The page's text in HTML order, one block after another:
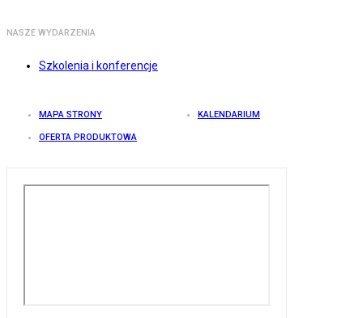
NASZE WYDARZENIA
Szkolenia i konferencje
MAPA STRONY KALENDARIUM
OFERTA PRODUKTOWA